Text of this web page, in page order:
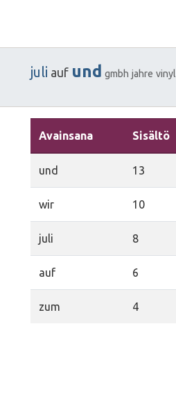
juli auf und gmbh jahre vinyl
Avainsana Sisältö
und 13
wir 10
juli 8
auf 6
zum 4